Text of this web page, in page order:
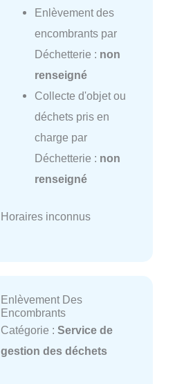
Enlèvement des
encombrants par
Déchetterie : non
renseigné
Collecte d'objet ou
déchets pris en
charge par
Déchetterie : non
renseigné
Horaires inconnus
Enlèvement Des
Encombrants
Catégorie : Service de
gestion des déchets